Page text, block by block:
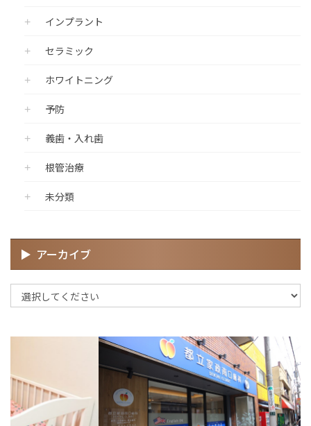
インプラント
セラミック
ホワイトニング
予防
義歯・入れ歯
根管治療
未分類
アーカイブ